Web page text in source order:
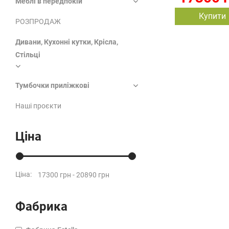
Купити
РОЗПРОДАЖ
Дивани, Кухонні кутки, Крісла,
Стільці
Тумбочки приліжкові
Наші проєкти
Ціна
Ціна:
Фабрика